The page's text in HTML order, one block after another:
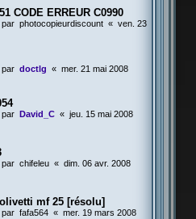
CODE ERREUR C0990
par photocopieurdiscount « ven. 23
par doctlg « mer. 21 mai 2008
par David_C « jeu. 15 mai 2008
par chifeleu « dim. 06 avr. 2008
mf 25 [résolu]
par fafa564 « mer. 19 mars 2008